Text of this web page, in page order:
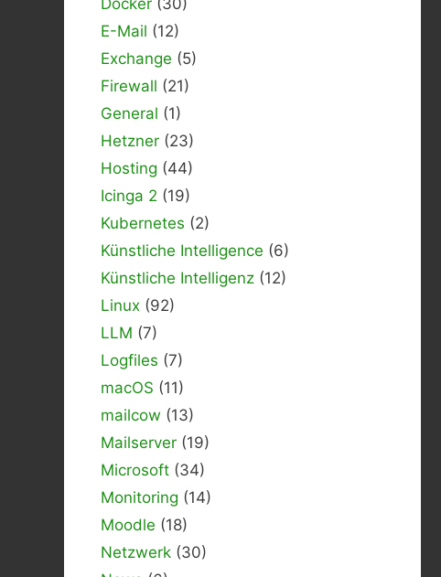
E-Mail (12)
Exchange (5)
Firewall (21)
General (1)
Hetzner (23)
Hosting (44)
Icinga 2 (19)
Kubernetes (2)
Künstliche Intelligence (6)
Künstliche Intelligenz (12)
Linux (92)
LLM (7)
Logfiles (7)
macOS (11)
mailcow (13)
Mailserver (19)
Microsoft (34)
Monitoring (14)
Moodle (18)
Netzwerk (30)